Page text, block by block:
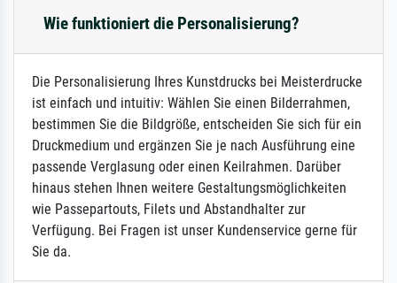
Wie funktioniert die Personalisierung?
Die Personalisierung Ihres Kunstdrucks bei Meisterdrucke
ist einfach und intuitiv: Wählen Sie einen Bilderrahmen,
bestimmen Sie die Bildgröße, entscheiden Sie sich für ein
Druckmedium und ergänzen Sie je nach Ausführung eine
passende Verglasung oder einen Keilrahmen. Darüber
hinaus stehen Ihnen weitere Gestaltungsmöglichkeiten
wie Passepartouts, Filets und Abstandhalter zur
Verfügung. Bei Fragen ist unser Kundenservice gerne für
Sie da.